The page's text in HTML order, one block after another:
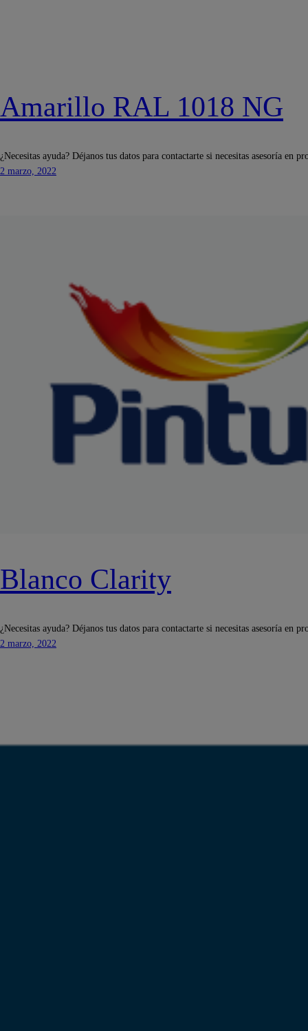
Amarillo RAL 1018 NG
¿Necesitas ayuda? Déjanos tus datos para contactarte si necesitas asesoría en
2 marzo, 2022
Blanco Clarity
¿Necesitas ayuda? Déjanos tus datos para contactarte si necesitas asesoría en
2 marzo, 2022